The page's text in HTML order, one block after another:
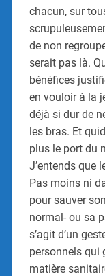
chacun, sur
de non
serait pas là.
bénéfices
en vouloir à la
déjà si dur de
les bras. Et
plus le port du
J’entends que
Pas moins ni
pour sauver
normal- ou sa
s’agit d’un
personnels qui
matière